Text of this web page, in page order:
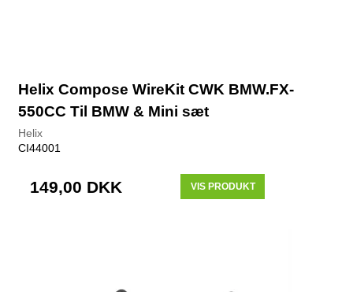
Helix Compose WireKit CWK BMW.FX-
550CC Til BMW & Mini sæt
Helix
CI44001
149,00 DKK VIS PRODUKT